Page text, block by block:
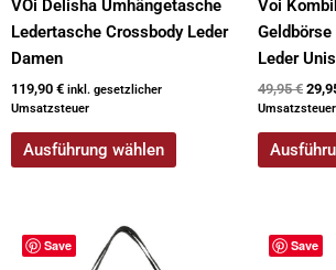
VOi Delisha Umhängetasche
Ledertasche Crossbody Leder
Damen
119,90 € inkl. gesetzlicher
Umsatzsteuer
Ausführung wählen
Voi
Leder
49,95€
Umsatzsteuer
Save
Dieses
Produkt
Save